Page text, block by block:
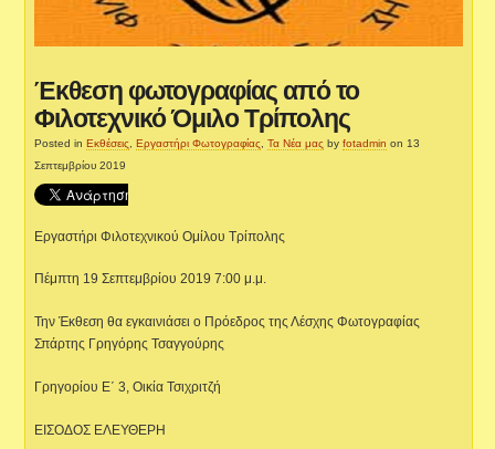
Έκθεση φωτογραφίας από το
Φιλοτεχνικό Όμιλο Τρίπολης
Posted inΕκθέσεις ,Εργαστήρι Φωτογραφίας ,Τα Νέα μας byfotadmin on 13
Σεπτεμβρίου 2019
Εργαστήρι Φιλοτεχνικού Ομίλου Τρίπολης
Πέμπτη 19 Σεπτεμβρίου 2019 7:00 μ.μ.
Την Έκθεση θα εγκαινιάσει ο Πρόεδρος της Λέσχης Φωτογραφίας
Σπάρτης Γρηγόρης Τσαγγούρης
Γρηγορίου Ε΄ 3, Οικία Τσιχριτζή
ΕΙΣΟΔΟΣ ΕΛΕΥΘΕΡΗ